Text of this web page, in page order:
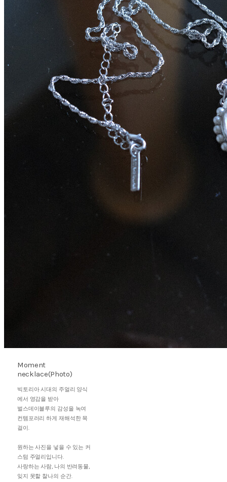
Moment
necklace(Photo)
빅토리아 시대의 주얼리 양식
에서 영감을 받아
벌스데이블루의 감성을 녹여
컨템포러리 하게 재해석한 목
걸이.
원하는 사진을 넣을 수 있는 커
스텀 주얼리입니다.
사랑하는 사람, 나의 반려동물,
잊지 못할 찰나의 순간.